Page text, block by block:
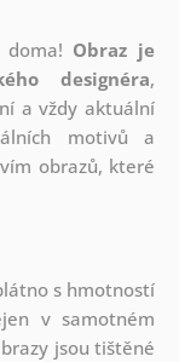
Obraz je
designéra,
a vždy aktuální
motivů a
obrazů, které
s hmotností
v samotném
jsou tištěné